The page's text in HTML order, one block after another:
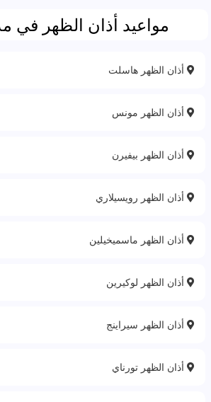
مواعيد أذان الظهر في
أذان الظهر هاسلت
أذان الظهر مونس
أذان الظهر بيفيرن
أذان الظهر رويسيلاري
أذان الظهر ماسميخيلين
أذان الظهر لوكيرين
أذان الظهر سيراينج
أذان الظهر تورناي